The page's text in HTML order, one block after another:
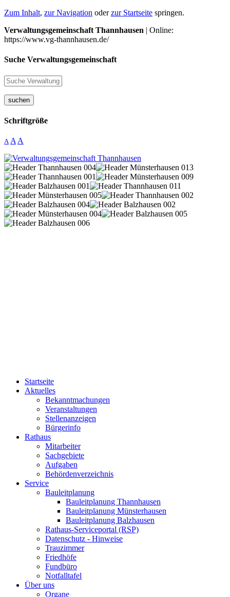
Zum Inhalt, zur Navigation oderzur Startseite springen.
Verwaltungsgemeinschaft Thannhausen | Online:
https://www.vg-thannhausen.de/
Suche Verwaltungsgemeinschaft
suchen
Schriftgröße
A A A
Startseite
Aktuelles
Bekanntmachungen
Veranstaltungen
Stellenanzeigen
Bürgerinfo
Rathaus
Mitarbeiter
Sachgebiete
Aufgaben
Behördenverzeichnis
Service
Bauleitplanung
Bauleitplanung Thannhausen
Bauleitplanung Münsterhausen
Bauleitplanung Balzhausen
Rathaus-Serviceportal (RSP)
Datenschutz - Hinweise
Trauzimmer
Friedhöfe
Fundbüro
Notfalltafel
Über uns
Organe